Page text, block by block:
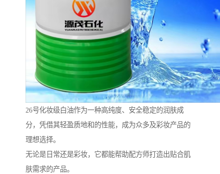
26号化妆级白油作为一种高纯度、安全稳定的润肤成
分，凭借其轻盈质地和的性能，成为众多及彩妆产品的
理想选择。
无论是日常还是彩妆，它都能帮助配方师打造出贴合肌
肤需求的产品。